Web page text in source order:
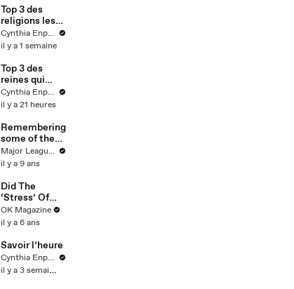
Top 3 des
religions les
plus
méconnues et
importantes
#histoire
Cynthia Enparle
il y a 1 semaine
Top 3 des
reines qui
avaient des pb
avec leur
Cynthia Enparle
il y a 21 heures
Remembering
some of the
wacky
weather
history
Major League Soccer
il y a 9 ans
Did The
‘Stress’ Of
Touring Play A
Part In Tom
Death? New
REELZ Doc
Dives Deeper:
Watch
OK Magazine
il y a 6 ans
Savoir l’heure
Cynthia Enparle
il y a 3 semaines